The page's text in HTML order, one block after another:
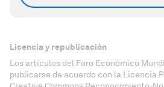
Licencia y republicación
Los artículos del Foro Económico
publicarse de acuerdo con la Licencia